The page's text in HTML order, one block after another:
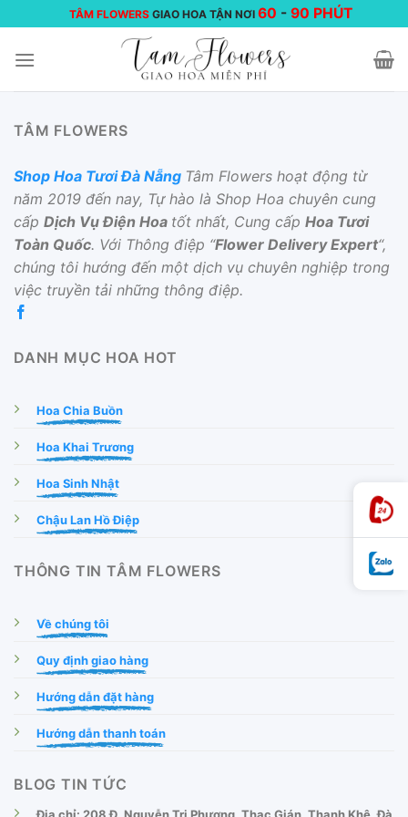
đến
nội
TÂM FLOWERS GIAO HOA TẬN NƠI 60 -90 PHÚT
TÂM FLOWERS
Shop Hoa Tươi Đà Nẵng Tâm Flowers hoạt động từ
năm 2019 đến nay, Tự hào là Shop Hoa chuyên cung
cấp Dịch Vụ Điện Hoa tốt nhất, Cung cấp Hoa Tươi
Toàn Quốc. Với Thông điệp “Flower Delivery Expert“,
chúng tôi hướng đến một dịch vụ chuyên nghiệp trong
việc truyền tải những thông điệp.
DANH MỤC HOA HOT
Hoa Chia Buồn
Hoa Khai Trương
Hoa Sinh Nhật
Chậu Lan Hồ Điệp
THÔNG TIN TÂM FLOWERS
Về chúng tôi
Quy định giao hàng
Hướng dẫn đặt hàng
Hướng dẫn thanh toán
BLOG TIN TỨC